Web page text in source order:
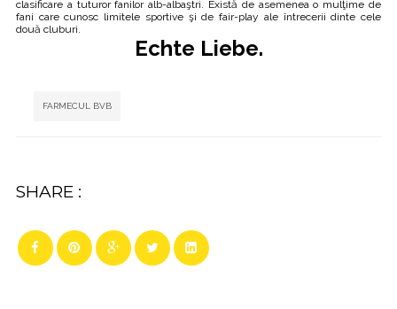
clasificare a tuturor fanilor alb-albaştri. Există de asemenea o mulţime de
fani care cunosc limitele sportive şi de fair-play ale întrecerii dinte cele
două cluburi.
Echte Liebe.
FARMECUL BVB
SHARE :